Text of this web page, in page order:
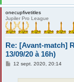
onecupfivetitles
Jupiler Pro League
Re: [Avant-match]
13/09/20 à 16h)
M12 sept. 2020, 20:14